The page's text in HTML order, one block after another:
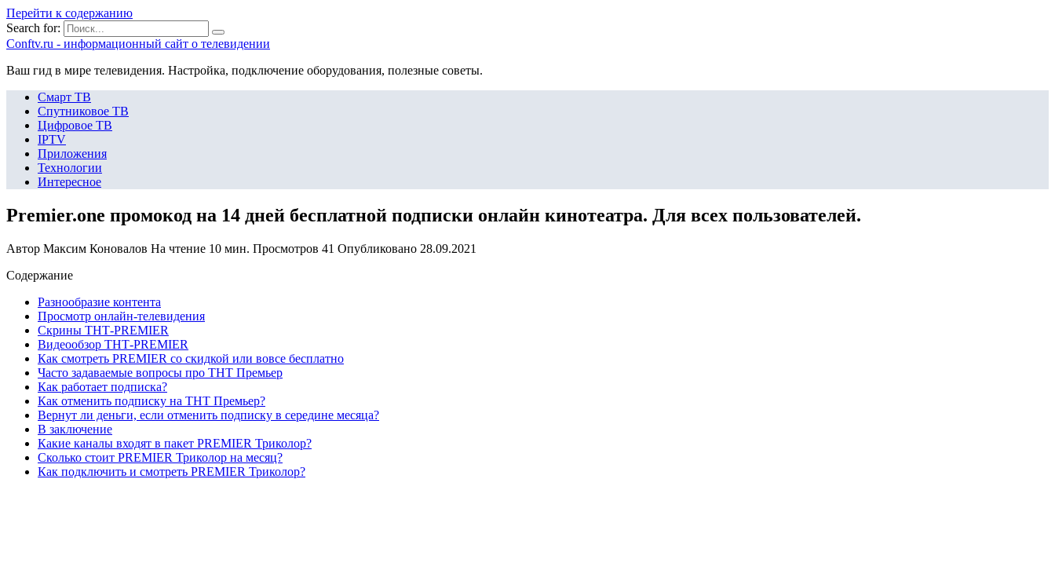
Перейти к содержанию
Search for:
Сonftv.ru - информационный сайт о телевидении
Ваш гид в мире телевидения. Настройка, подключение оборудования, полезные советы.
Смарт ТВ
Спутниковое ТВ
Цифровое ТВ
IPTV
Приложения
Технологии
Интересное
Premier.one промокод на 14 дней бесплатной подписки онлайн кинотеатра. Для всех пользователей.
Автор Максим Коновалов На чтение 10 мин. Просмотров 41 Опубликовано 28.09.2021
Содержание
Разнообразие контента
Просмотр онлайн-телевидения
Скрины ТНТ-PREMIER
Видеообзор ТНТ-PREMIER
Как смотреть PREMIER со скидкой или вовсе бесплатно
Часто задаваемые вопросы про ТНТ Премьер
Как работает подписка?
Как отменить подписку на ТНТ Премьер?
Вернут ли деньги, если отменить подписку в середине месяца?
В заключение
Какие каналы входят в пакет PREMIER Триколор?
Сколько стоит PREMIER Триколор на месяц?
Как подключить и смотреть PREMIER Триколор?